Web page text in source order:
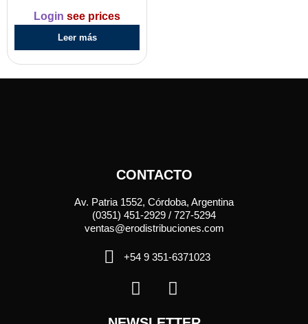
Login see prices
Leer más
CONTACTO
Av. Patria 1552, Córdoba, Argentina
(0351) 451-2929 / 727-5294
ventas@erodistribuciones.com
+54 9 351-6371023